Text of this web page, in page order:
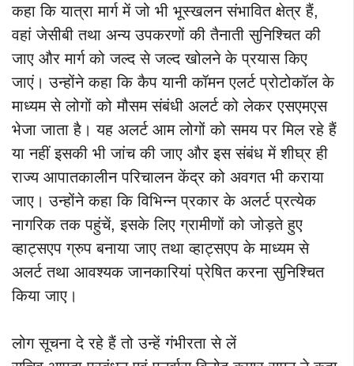
कहा कि यात्रा मार्ग में जो भी भूस्खलन संभावित क्षेत्र हैं,
वहां जेसीबी तथा अन्य उपकरणों की तैनाती सुनिश्चित की
जाए और मार्ग को जल्द से जल्द खोलने के प्रयास किए
जाएं। उन्होंने कहा कि कैप यानी कॉमन एलर्ट प्रोटोकॉल के
माध्यम से लोगों को मौसम संबंधी अलर्ट को लेकर एसएमएस
भेजा जाता है। यह अलर्ट आम लोगों को समय पर मिल रहे हैं
या नहीं इसकी भी जांच की जाए और इस संबंध में शीघ्र ही
राज्य आपातकालीन परिचालन केंद्र को अवगत भी कराया
जाए। उन्होंने कहा कि विभिन्न प्रकार के अलर्ट प्रत्येक
नागरिक तक पहुंचें, इसके लिए ग्रामीणों को जोड़ते हुए
व्हाट्सएप ग्रुप बनाया जाए तथा व्हाट्सएप के माध्यम से
अलर्ट तथा आवश्यक जानकारियां प्रेषित करना सुनिश्चित
किया जाए।
लोग सूचना दे रहे हैं तो उन्हें गंभीरता से लें